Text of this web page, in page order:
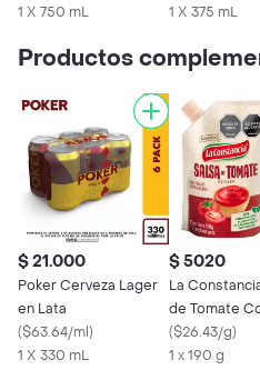
1 X 750 mL
1 X 375 mL
Productos
$ 21.000
Poker Cerveza Lager
en Lata
($63.64/ml)
1 X 330 mL
$ 5020
La
de Tomate
($26.43/g)
1 x 190 g